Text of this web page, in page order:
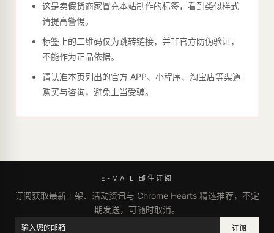
这是卖假货商家冒充本站制作的标签，看到类似样式
请提高警惕。
标签上的二维码仅为跳转链接，并非官方防伪验证，
不能作为正品依据。
请认准本页列出的官方 APP、小程序、淘宝店等渠道
购买与咨询，避免上当受骗。
E-MAIL 邮件订阅
订阅获取最新上架、活动资讯与 Chrome Hearts 精选推荐，不定
期发送，可随时取消。
订阅